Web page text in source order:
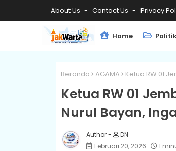
About Us Contact Us Privacy
Home
Beranda AGAMA Ketua RW 01
Ketua RW 01
Nurul Bayan,
DN
Februari 20, 2026
1